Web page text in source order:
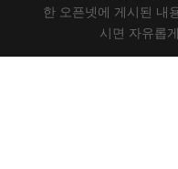
한 오픈넷에 게시된 내
시면 자유롭